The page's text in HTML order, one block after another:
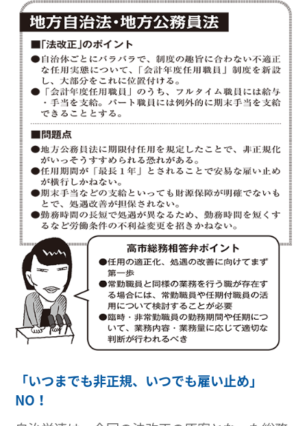
「いつまでも非正規、いつでも雇い止め」
NO！